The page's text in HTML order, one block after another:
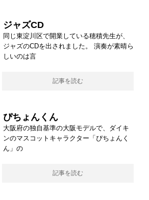
ジャズCD
同じ東淀川区で開業している穂積先生が、
ジャズのCDを出されました。 演奏が素晴ら
しいのは言
記事を読む
ぴちょんくん
大阪府の独自基準の大阪モデルで、ダイキ
ンのマスコットキャラクター「ぴちょんく
ん」の
記事を読む